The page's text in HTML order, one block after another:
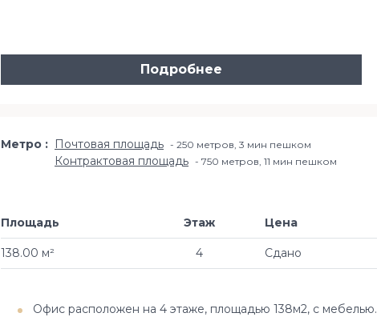
Подробнее
Метро Почтовая площадь 250 метров, 3 мин пешком
Контрактовая площадь 750 метров, 11 мин пешком
Площадь
138.00 м²
Этаж
4
Цена
Сдано
Офис расположен на 4 этаже, площадью 138м2, с мебелью.